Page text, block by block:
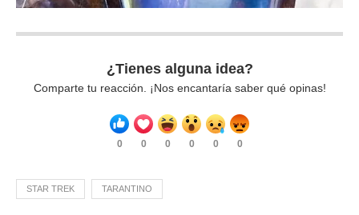
¿Tienes alguna idea?
Comparte tu reacción. ¡Nos encantaría saber qué opinas!
0 0 0 0 0 0
STAR TREK TARANTINO